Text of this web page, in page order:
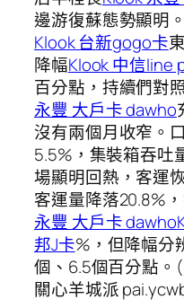
邊游復蘇態勢顯明
Klook 台新gogo卡
降幅Klook 中信line
百分點，持續們對
永豐 大戶卡 dawho
沒有兩個月收窄。
5.5%，集裝箱吞吐
場顯明回熱，客運
客運量降落20.8%
永豐 大戶卡 dawho
邦J卡%，但降幅分
個、6.5個百分點。
關心羊城派